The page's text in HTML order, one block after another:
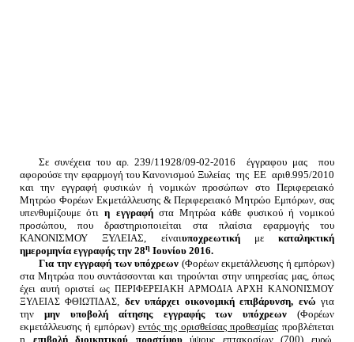
Σε συνέχεια του αρ. 239/11928/09-02-2016 έγγραφου μας
που
αφορούσε την εφαρμογή του Κανονισμού Ξυλείας της ΕΕ αριθ.995/2010
και την εγγραφή φυσικών ή νομικών προσώπων στο Περιφερειακό
Μητρώο Φορέων Εκμετάλλευσης & Περιφερειακό Μητρώο Εμπόρων, σας
υπενθυμίζουμε ότι η εγγραφή στα Μητρώα κάθε φυσικού ή νομικού
προσώπου, που δραστηριοποιείται στα πλαίσια εφαρμογής του
ΚΑΝΟΝΙΣΜΟΥ ΞΥΛΕΙΑΣ, είναιυποχρεωτική με
καταληκτική
ημερομηνία εγγραφής την 28η Ιουνίου 2016.
Για την εγγραφή των υπόχρεων (Φορέων εκμετάλλευσης ή εμπόρων)
στα Μητρώα που συντάσσονται και τηρούνται στην υπηρεσίας μας, όπως
έχει αυτή οριστεί ως ΠΕΡΙΦΕΡΕΙΑΚΗ ΑΡΜΟΔΙΑ ΑΡΧΗ ΚΑΝΟΝΙΣΜΟΥ
ΞΥΛΕΙΑΣ ΦΘΙΩΤΙΔΑΣ, δεν υπάρχει οικονομική επιβάρυνση, ενώ για
την
μην υποβολή αίτησης εγγραφής των υπόχρεων
(Φορέων
εκμετάλλευσης ή εμπόρων) εντός της ορισθείσας προθεσμίας προβλέπεται
η
επιβολή διοικητικού προστίμου
ύψους επτακοσίων (700) ευρώ,